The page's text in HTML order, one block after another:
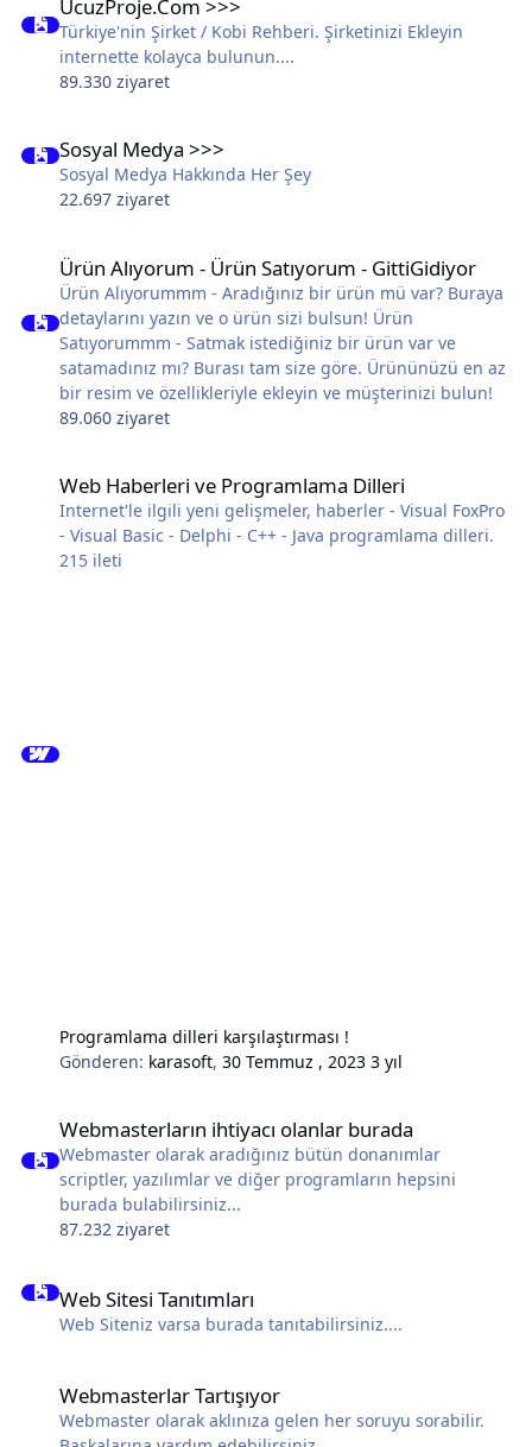
UcuzProje.Com >>>
Türkiye'nin Şirket / Kobi Rehberi. Şirketinizi Ekleyin
internette kolayca bulunun....
89.330 ziyaret
Sosyal Medya >>>
Sosyal Medya Hakkında Her Şey
22.697 ziyaret
Ürün Alıyorum - Ürün Satıyorum - GittiGidiyor
Ürün Alıyorummm - Aradığınız bir ürün mü var? Buraya
detaylarını yazın ve o ürün sizi bulsun! Ürün
Satıyorummm - Satmak istediğiniz bir ürün var ve
satamadınız mı? Burası tam size göre. Ürününüzü en az
bir resim ve özellikleriyle ekleyin ve müşterinizi bulun!
89.060 ziyaret
Web Haberleri ve Programlama Dilleri
Internet'le ilgili yeni gelişmeler, haberler - Visual FoxPro
- Visual Basic - Delphi - C++ - Java programlama dilleri.
215 ileti
Programlama dilleri karşılaştırması !
Gönderen: karasoft,30 Temmuz , 20233 yıl
Webmasterların ihtiyacı olanlar burada
Webmaster olarak aradığınız bütün donanımlar
scriptler, yazılımlar ve diğer programların hepsini
burada bulabilirsiniz...
87.232 ziyaret
Web Sitesi Tanıtımları
Web Siteniz varsa burada tanıtabilirsiniz....
Webmasterlar Tartışıyor
Webmaster olarak aklınıza gelen her soruyu sorabilir.